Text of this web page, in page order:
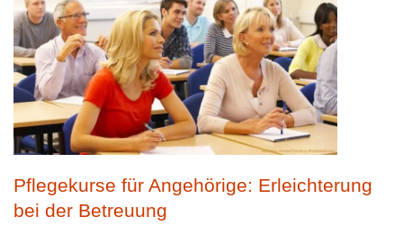
Pflegekurse für Angehörige: Erleichterung
bei der Betreuung